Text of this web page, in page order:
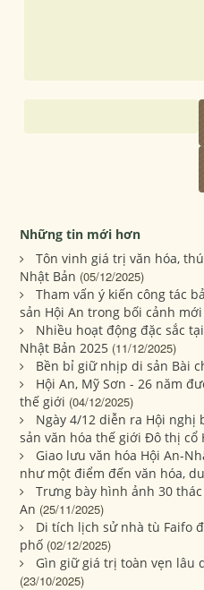
Những tin mới hơn
Tôn vinh giá trị văn hóa,
Nhật Bản (05/12/2025)
Tham vấn ý kiến công tác
sản Hội An trong bối cảnh mới
Nhiều hoạt động đặc sắc
Nhật Bản 2025 (11/12/2025)
Bền bỉ giữ nhịp di sản Bài
Hội An, Mỹ Sơn - 26 năm
thế giới (04/12/2025)
Ngày 4/12 diễn ra Hội nghị
sản văn hóa thế giới Đô thị cổ
Giao lưu văn hóa Hội An-
như một điểm đến văn hóa,
Trưng bày hình ảnh 30
An (25/11/2025)
Di tích lịch sử nhà tù Faifo
phố (02/12/2025)
Gìn giữ giá trị toàn vẹn lâu
(23/10/2025)